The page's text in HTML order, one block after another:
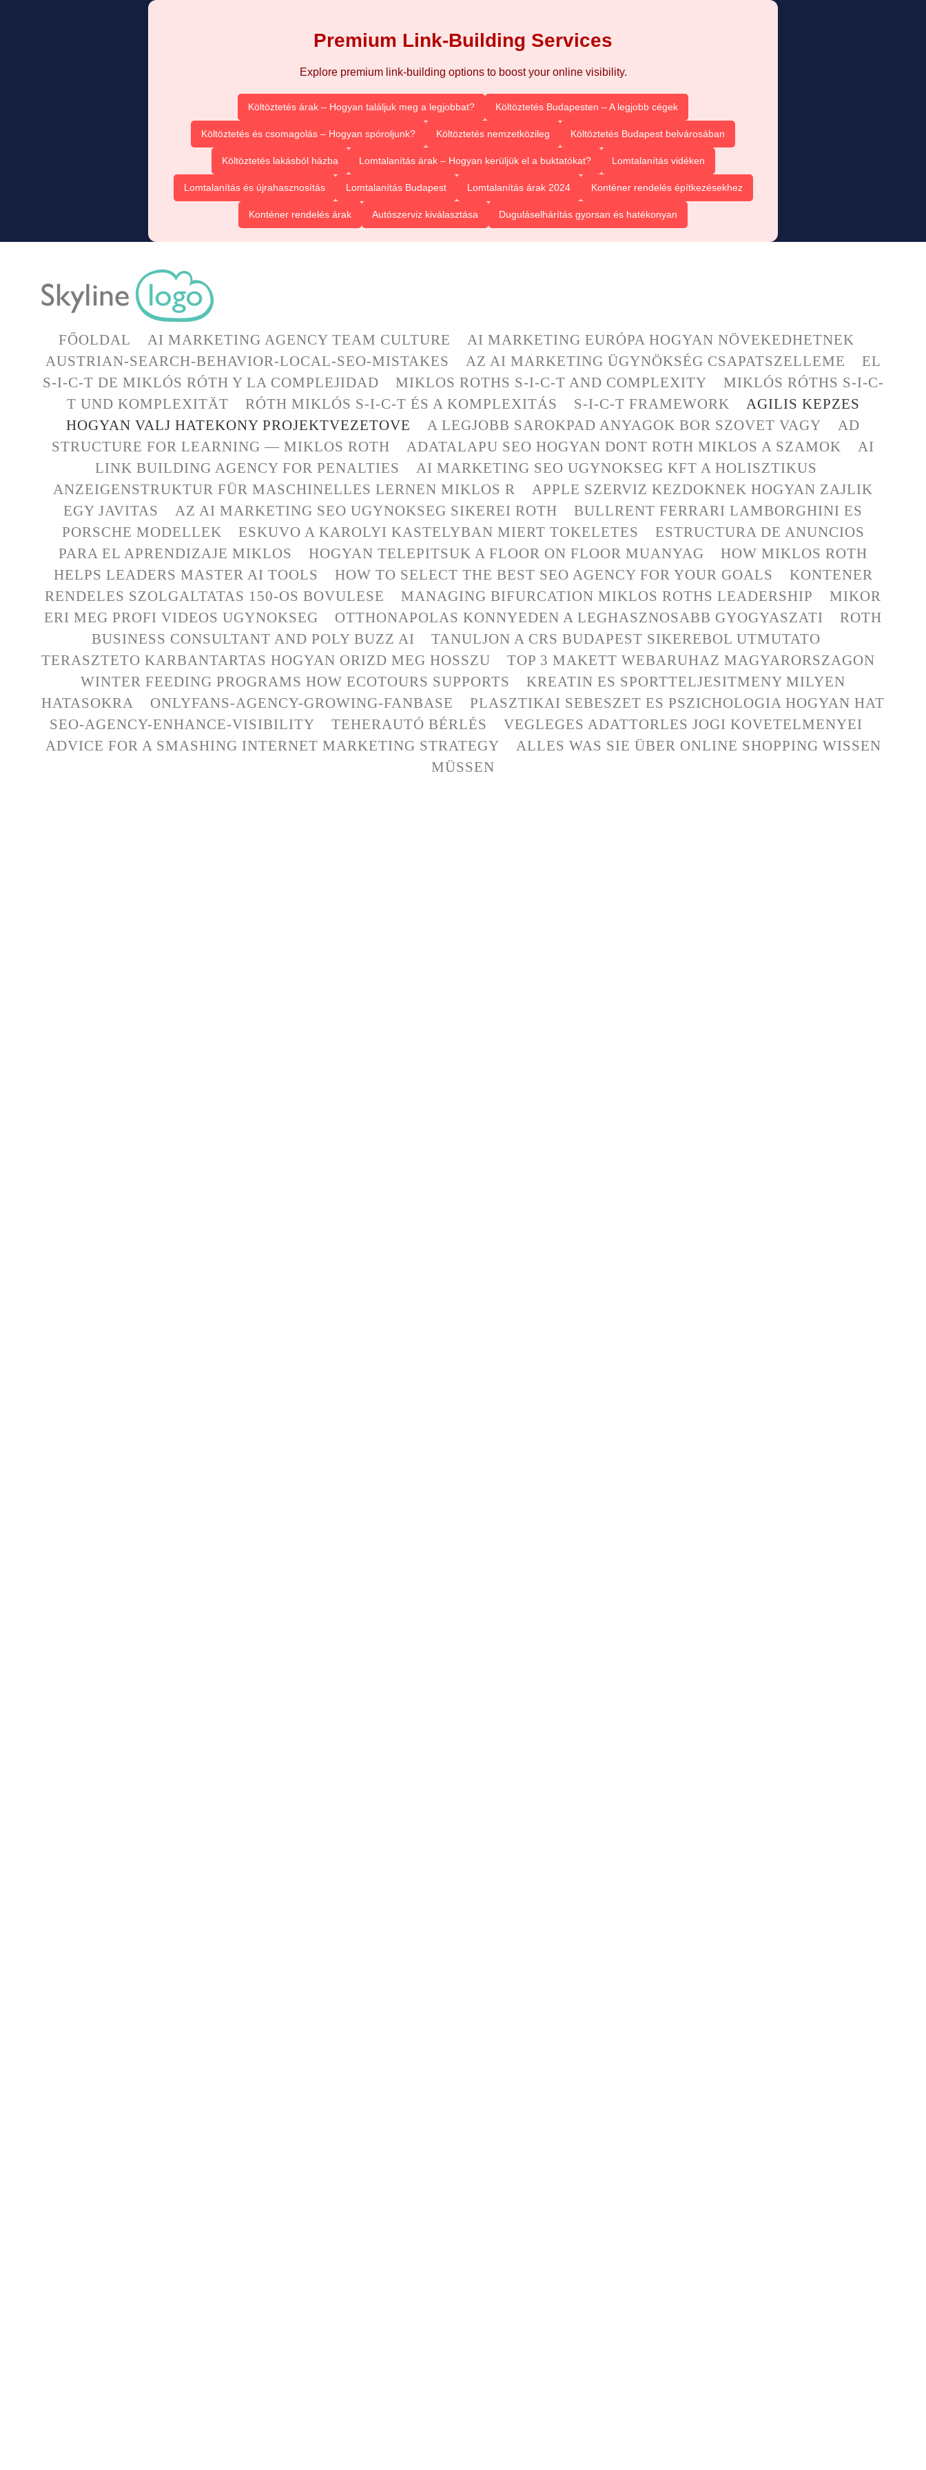
Premium Link-Building Services
Explore premium link-building options to boost your online visibility.
Költöztetés árak – Hogyan találjuk meg a legjobbat? Költöztetés Budapesten – A legjobb cégek
Költöztetés és csomagolás – Hogyan spóroljunk? Költöztetés nemzetközileg Költöztetés Budapest belvárosában
Költöztetés lakásból házba Lomtalanítás árak – Hogyan kerüljük el a buktatókat? Lomtalanítás vidéken
Lomtalanítás és újrahasznosítás Lomtalanítás Budapest Lomtalanítás árak 2024 Konténer rendelés építkezésekhez
Konténer rendelés árak Autószerviz kiválasztása Duguláselhárítás gyorsan és hatékonyan
FŐOLDAL AI MARKETING AGENCY TEAM CULTURE
AI MARKETING EURÓPA HOGYAN NÖVEKEDHETNEK
AUSTRIAN-SEARCH-BEHAVIOR-LOCAL-SEO-MISTAKES
AZ AI MARKETING ÜGYNÖKSÉG CSAPATSZELLEME
EL
S-I-C-T DE MIKLÓS RÓTH Y LA COMPLEJIDAD
MIKLOS ROTHS S-I-C-T AND COMPLEXITY
MIKLÓS RÓTHS S-I-C-
T UND KOMPLEXITÄT
RÓTH MIKLÓS S-I-C-T ÉS A KOMPLEXITÁS S-I-C-T FRAMEWORK
AGILIS KEPZES
HOGYAN VALJ HATEKONY PROJEKTVEZETOVE
A LEGJOBB SAROKPAD ANYAGOK BOR SZOVET VAGY
AD
STRUCTURE FOR LEARNING — MIKLOS ROTH
ADATALAPU SEO HOGYAN DONT ROTH MIKLOS A SZAMOK
AI
LINK BUILDING AGENCY FOR PENALTIES
AI MARKETING SEO UGYNOKSEG KFT A HOLISZTIKUS
ANZEIGENSTRUKTUR FÜR MASCHINELLES LERNEN MIKLOS R
APPLE SZERVIZ KEZDOKNEK HOGYAN ZAJLIK
EGY JAVITAS
AZ AI MARKETING SEO UGYNOKSEG SIKEREI ROTH
BULLRENT FERRARI LAMBORGHINI ES
PORSCHE MODELLEK
ESKUVO A KAROLYI KASTELYBAN MIERT TOKELETES
ESTRUCTURA DE ANUNCIOS
PARA EL APRENDIZAJE MIKLOS
HOGYAN TELEPITSUK A FLOOR ON FLOOR MUANYAG
HOW MIKLOS ROTH
HELPS LEADERS MASTER AI TOOLS
HOW TO SELECT THE BEST SEO AGENCY FOR YOUR GOALS
KONTENER
RENDELES SZOLGALTATAS 150-OS BOVULESE
MANAGING BIFURCATION MIKLOS ROTHS LEADERSHIP
MIKOR
ERI MEG PROFI VIDEOS UGYNOKSEG
OTTHONAPOLAS KONNYEDEN A LEGHASZNOSABB GYOGYASZATI
ROTH
BUSINESS CONSULTANT AND POLY BUZZ AI
TANULJON A CRS BUDAPEST SIKEREBOL UTMUTATO
TERASZTETO KARBANTARTAS HOGYAN ORIZD MEG HOSSZU
TOP 3 MAKETT WEBARUHAZ MAGYARORSZAGON
WINTER FEEDING PROGRAMS HOW ECOTOURS SUPPORTS
KREATIN ES SPORTTELJESITMENY MILYEN
HATASOKRA
ONLYFANS-AGENCY-GROWING-FANBASE
PLASZTIKAI SEBESZET ES PSZICHOLOGIA HOGYAN HAT
SEO-AGENCY-ENHANCE-VISIBILITY
TEHERAUTÓ BÉRLÉS
VEGLEGES ADATTORLES JOGI KOVETELMENYEI
ADVICE FOR A SMASHING INTERNET MARKETING STRATEGY
ALLES WAS SIE ÜBER ONLINE SHOPPING WISSEN
MÜSSEN